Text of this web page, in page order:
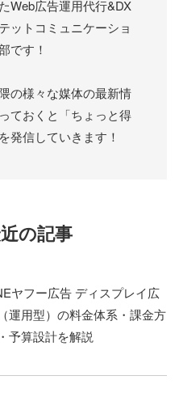
Web広告運用代行&DX
ットコミュニケーショ
です！
の様々な媒体の最新情
ておくと「ちょっと得
発信していきます！
の記事
ヤフー広告 ディスプレイ広
運用型）の料金体系・課金方
予算設計を解説